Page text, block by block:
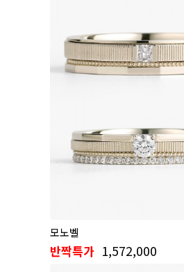
모노벨
반짝특가 1,572,000